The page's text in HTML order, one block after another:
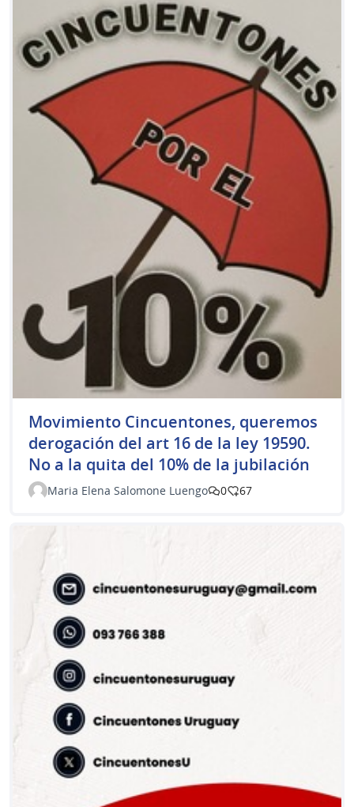
Movimiento Cincuentones, queremos
derogación del art 16 de la ley 19590.
No a la quita del 10% de la jubilación
Maria Elena Salomone Luengo 0 67